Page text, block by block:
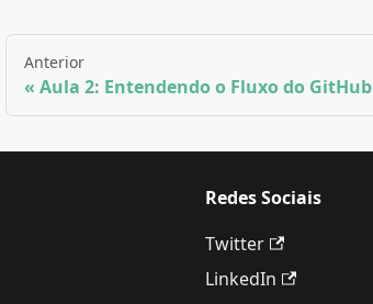
Anterior
Aula 2: Entendendo o Fluxo do GitHub
Redes Sociais
Twitter
LinkedIn